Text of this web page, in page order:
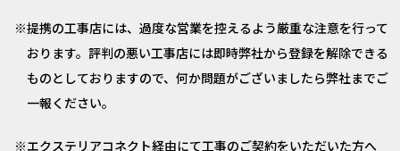
提携の工事店には、過度な営業を控えるよう厳重な注意を行って
おります。評判の悪い工事店には即時弊社から登録を解除できる
ものとしておりますので、何か問題がございましたら弊社までご
一報ください。
エクステリアコネクト経由にて工事のご契約をいただいた方へ